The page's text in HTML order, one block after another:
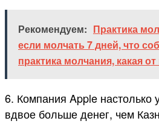
Рекомендуем: Практика
если молчать 7 дней, что
практика молчания, какая
6. Компания Apple настолько
вдвое больше денег, чем